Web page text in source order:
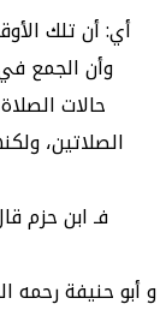
أي: أن تلك
وأن الجمع
حالات
الصلاتين،
فـ ابن حزم
و أبو حنيفة رحمه